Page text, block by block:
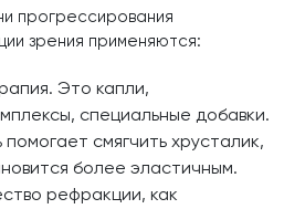
прогрессирования
зрения применяются:
Это капли,
специальные добавки.
смягчить хрусталик,
более эластичным.
рефракции, как